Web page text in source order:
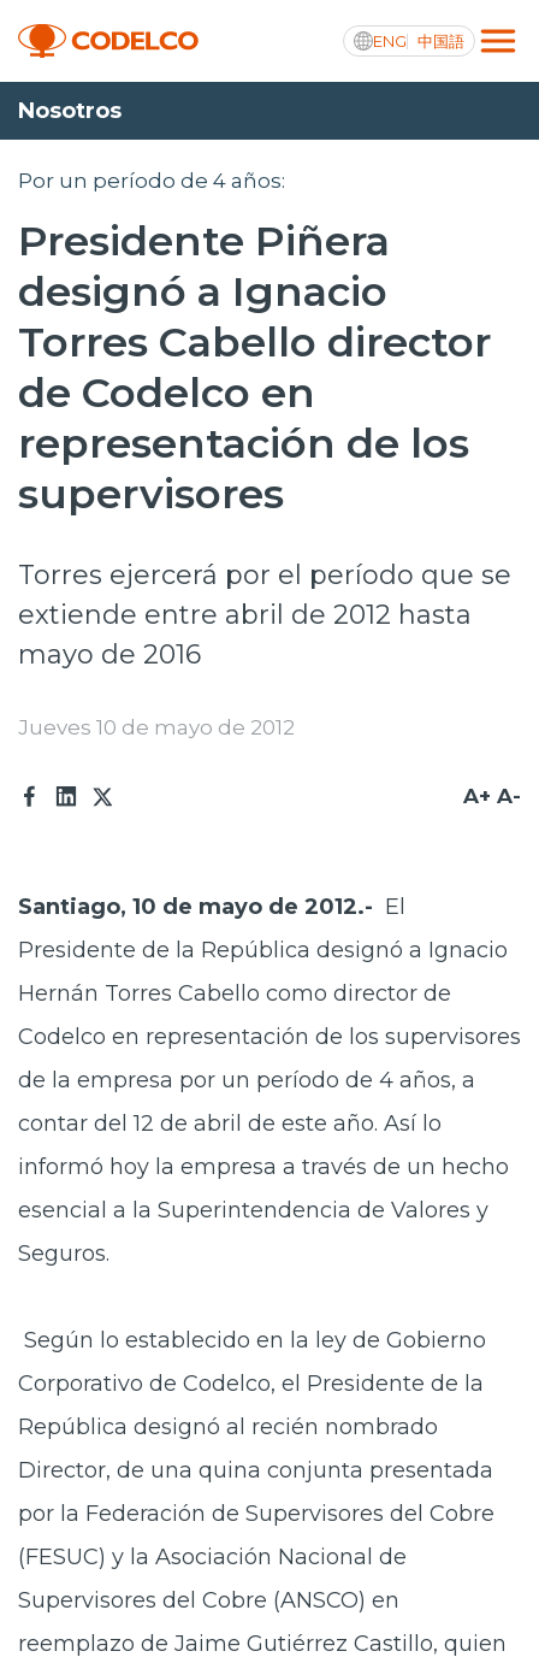
ENG 中国語
Transparencia activa
Operaciones
Innovación
Inversionistas
Prensa
Trabaja en Codelco
Transparencia activa
Canales de denuncia
Nosotros
Por un período de 4 años:
Presidente Piñera
designó a Ignacio
Torres Cabello director
de Codelco en
representación de los
supervisores
Torres ejercerá por el período que se
extiende entre abril de 2012 hasta
mayo de 2016
Jueves 10 de mayo de 2012
A+ A-
Santiago, 10 de mayo de 2012.- El
Presidente de la República designó a Ignacio
Hernán Torres Cabello como director de
Codelco en representación de los supervisores
de la empresa por un período de 4 años, a
contar del 12 de abril de este año. Así lo
informó hoy la empresa a través de un hecho
esencial a la Superintendencia de Valores y
Seguros.
Según lo establecido en la ley de Gobierno
Corporativo de Codelco, el Presidente de la
República designó al recién nombrado
Director, de una quina conjunta presentada
por la Federación de Supervisores del Cobre
(FESUC) y la Asociación Nacional de
Supervisores del Cobre (ANSCO) en
reemplazo de Jaime Gutiérrez Castillo, quien